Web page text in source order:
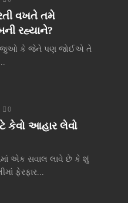
વખતે તમે
રહ્યાને?
જુઓ કે જેને પણ જોઈએ તે
0
કેવો આહાર લેવો
એક સવાલ લાવે છે કે શું
ફેરફાર...